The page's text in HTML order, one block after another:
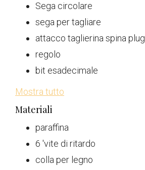
Sega circolare
sega per tagliare
attacco taglierina spina plug
regolo
bit esadecimale
Mostra tutto
Materiali
paraffina
6 'vite di ritardo
colla per legno